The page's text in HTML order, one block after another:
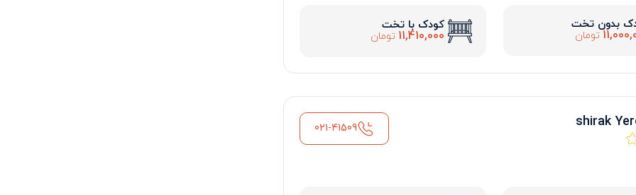
بدون تخت
تومان
کودک با تخت
11,410,000 تومان
021-41509